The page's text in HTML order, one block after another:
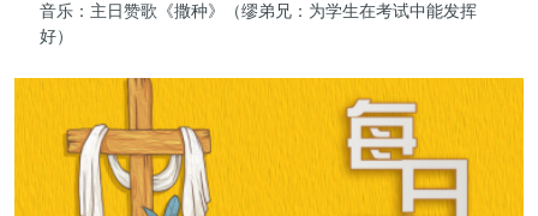
音乐：主日赞歌《撒种》（缪弟兄：为学生在考试中能发挥
好）